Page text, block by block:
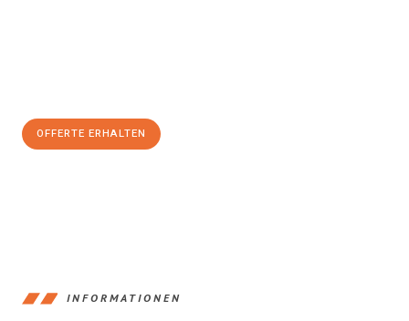
OFFERTE ERHALTEN
INFORMATIONEN